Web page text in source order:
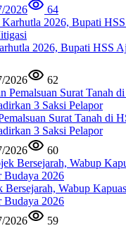
2026 64
2026, Bupati HSS
2026 62
Surat Tanah di
3 Saksi Pelapor
2026 60
Bersejarah, Wabup
Budaya 2026
2026 59